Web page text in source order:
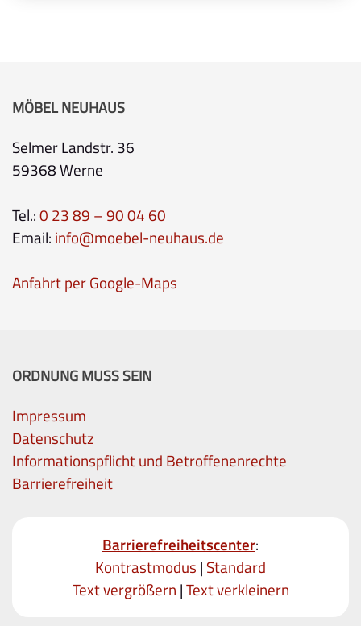
MÖBEL NEUHAUS
Selmer Landstr. 36
59368 Werne
Tel.:0 23 89 – 90 04 60
Email: info@moebel-neuhaus.de
Anfahrt per Google-Maps
ORDNUNG MUSS SEIN
Impressum
Datenschutz
Informationspflicht und Betroffenenrechte
Barrierefreiheit
Barrierefreiheitscenter:
Kontrastmodus | Standard
Text vergrößern |Text verkleinern